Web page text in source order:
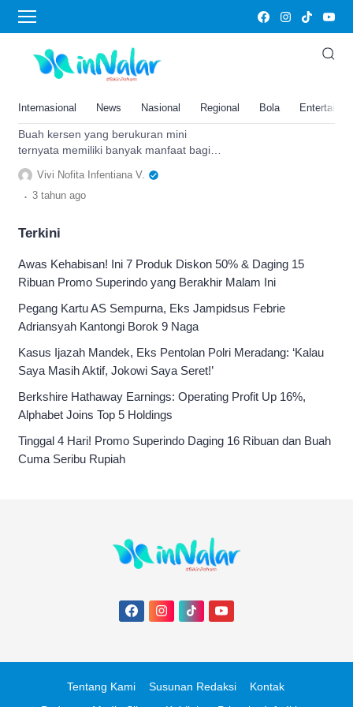
Internasional News Nasional Regional Bola
kersen
Kecil-kecil Cabe Rawit! 5
Khasiat Buah Kersen untuk
Tapi Punya Banyak Manfaat!
Buah kersen yang berukuran mini
ternyata memiliki banyak manfaat bagi
tubuh. Buah ini mudah ditemukan
termasuk di Indonesia.
Vivi Nofita Infentiana V.
. 3 tahun ago
Terkini
Awas Kehabisan! Ini 7 Produk Diskon 50% & Daging 15
Ribuan Promo Superindo yang Berakhir Malam Ini
Pegang Kartu AS Sempurna, Eks Jampidsus Febrie
Adriansyah Kantongi Borok 9 Naga
Kasus Ijazah Mandek, Eks Pentolan Polri Meradang: ‘Kalau
Saya Masih Aktif, Jokowi Saya Seret!’
Berkshire Hathaway Earnings: Operating Profit Up 16%,
Alphabet Joins Top 5 Holdings
Tinggal 4 Hari! Promo Superindo Daging 16 Ribuan dan Buah
Cuma Seribu Rupiah
Tentang Kami Susunan Redaksi
Kontak